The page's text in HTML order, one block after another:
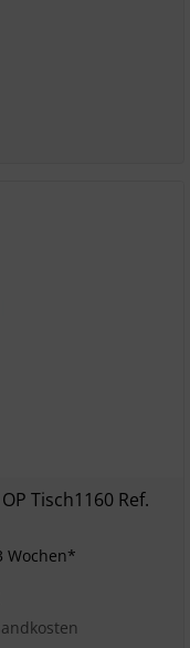
Tisch1160 Ref.
Wochen*